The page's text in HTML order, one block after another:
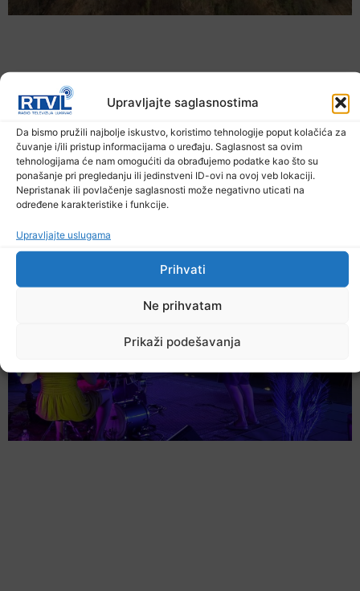
Upravljajte saglasnostima
Da bismo pružili najbolje iskustvo, koristimo tehnologije poput kolačića za
čuvanje i/ili pristup informacijama o uređaju. Saglasnost sa ovim
tehnologijama će nam omogućiti da obrađujemo podatke kao što su
ponašanje pri pregledanju ili jedinstveni ID-ovi na ovoj veb lokaciji.
Nepristanak ili povlačenje saglasnosti može negativno uticati na
određene karakteristike i funkcije.
Upravljajte uslugama
Prihvati
Ne prihvatam
Prikaži podešavanja
U TK povećan broj požara
7. Augusta 2026.